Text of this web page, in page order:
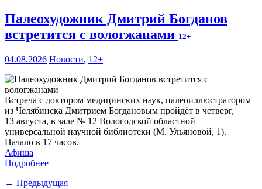
Палеохудожник Дмитрий Богданов
встретится с вологжанами 12+
04.08.2026 Новости, 12+
Встреча с доктором медицинских наук, палеоиллюстратором
из Челябинска Дмитрием Богдановым пройдёт в четверг,
13 августа, в зале № 12 Вологодской областной
универсальной научной библиотеки (М. Ульяновой, 1).
Начало в 17 часов.
Афиша
Подробнее
← Предыдущая